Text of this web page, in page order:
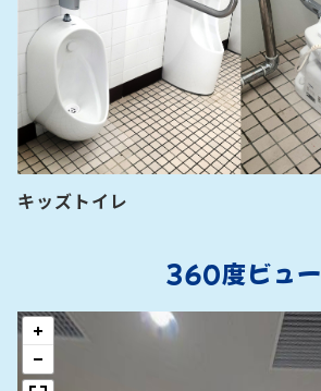
キッズトイレ
360度ビュー